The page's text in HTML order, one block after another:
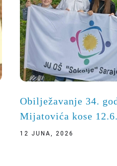
Obilježavanje 34.
Mijatovića kose
12 JUNA, 2026